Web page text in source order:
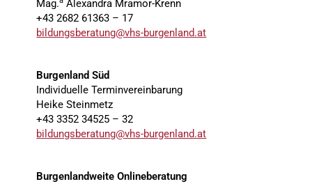
Mag. Alexandra Mramor-Krenn
+43 2682 61363 – 17
bildungsberatung@vhs-burgenland.at
Burgenland Süd
Individuelle Terminvereinbarung
Heike Steinmetz
+43 3352 34525 – 32
bildungsberatung@vhs-burgenland.at
Burgenlandweite Onlineberatung